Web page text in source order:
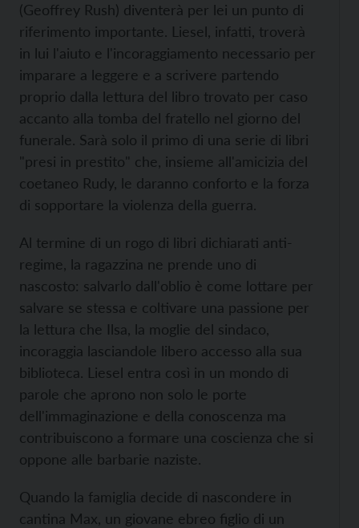
(Geoffrey Rush) diventerà per lei un punto di
riferimento importante. Liesel, infatti, troverà
in lui l'aiuto e l'incoraggiamento necessario per
imparare a leggere e a scrivere partendo
proprio dalla lettura del libro trovato per caso
accanto alla tomba del fratello nel giorno del
funerale. Sarà solo il primo di una serie di libri
"presi in prestito" che, insieme all'amicizia del
coetaneo Rudy, le daranno conforto e la forza
di sopportare la violenza della guerra.
Al termine di un rogo di libri dichiarati anti-
regime, la ragazzina ne prende uno di
nascosto: salvarlo dall'oblio è come lottare per
salvare se stessa e coltivare una passione per
la lettura che Ilsa, la moglie del sindaco,
incoraggia lasciandole libero accesso alla sua
biblioteca. Liesel entra così in un mondo di
parole che aprono non solo le porte
dell'immaginazione e della conoscenza ma
contribuiscono a formare una coscienza che si
oppone alle barbarie naziste.
Quando la famiglia decide di nascondere in
cantina Max, un giovane ebreo figlio di un